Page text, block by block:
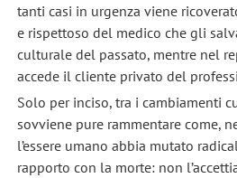
tanti casi in urgenza viene
e rispettoso del medico che gli
culturale del passato, mentre nel
accede il cliente privato del
Solo per inciso, tra i cambiamenti
sovviene pure rammentare come,
l’essere umano abbia mutato
rapporto con la morte: non